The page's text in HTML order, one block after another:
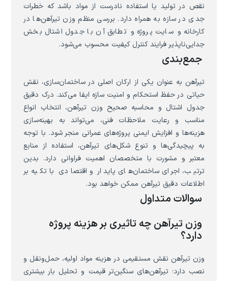
نقص در تولید یا استفاده نادرست از مواد باشد که خطرات
جدی در سازه به همراه دارد. بررسی منظم وزن تیرآهن‌ها در
کارخانه و سایت پروژه و تطابق آن با جدول اشتال بخش
جدایی‌ناپذیر فرایند کنترل کیفیت محسوب می‌شود.
جمع‌بندی
تیرآهن به عنوان یکی از ارکان اصلی در ساختمان‌سازی، نقش
حیاتی در حفظ استحکام و امنیت سازه ایفا می‌کند. درک دقیق
جدول اشتال و محاسبه صحیح وزن تیرآهن، انتخاب انواع
مناسب و رعایت ملاحظات فنی، می‌تواند به بهینه‌سازی
هزینه‌ها و افزایش ایمنی پروژه‌های عمرانی منجر شود. با توجه
به پیچیدگی‌ها و تنوع شکل‌های تیرآهن، استفاده از منابع
معتبر و مشورت با متخصصان اهمیت فراوانی دارد. بدین
ترتیب، اجرای ساختمان‌های پایدار و اقتصادی با تکیه بر
اطلاعات دقیق تیرآهن ممکن خواهد بود.
سوالات متداول
وزن تیرآهن چه تاثیری بر هزینه پروژه
دارد؟
وزن تیرآهن نقش مستقیمی در هزینه مواد اولیه، حمل‌ونقل و
نصب دارد؛ تیرآهن‌های سنگین‌تر قیمت و تحلیل بار بیشتری